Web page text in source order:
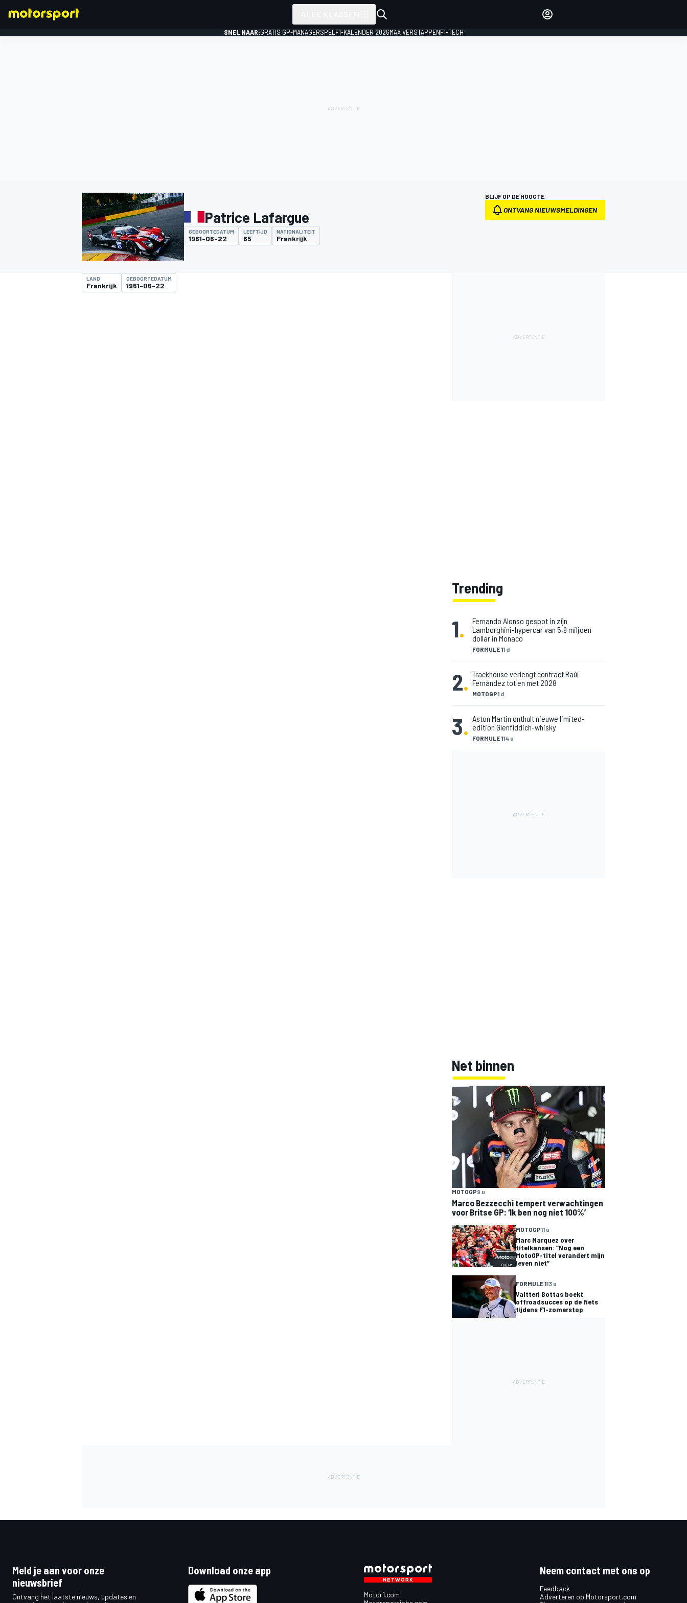
SNEL NAAR:GRATIS GP-MANAGERSPEL F1-KALENDER 2026MAX VERSTAPPENF1-TECH
Patrice Lafargue
GEBOORTEDATUM
1961-06-22
LEEFTIJD
65
NATIONALITEIT
Frankrijk
BLIJF OP DE HOOGTE
ONTVANG NIEUWSMELDINGEN
LAND
Frankrijk
GEBOORTEDATUM
1961-06-22
Trending
1.
FORMULE 11 d
Fernando Alonso gespot in zijn
Lamborghini-hypercar van 5,9 miljoen
dollar in Monaco
2. MOTOGP1 d
Trackhouse verlengt contract Raúl
Fernández tot en met 2028
3. FORMULE 114 u
Aston Martin onthult nieuwe limited-
edition Glenfiddich-whisky
Net binnen
MOTOGP9 u
Marco Bezzecchi tempert verwachtingen
voor Britse GP: ‘Ik ben nog niet 100%’
MOTOGP11 u
Marc Marquez over
titelkansen: “Nog een
MotoGP-titel verandert mijn
leven niet”
FORMULE 113 u
Valtteri Bottas boekt
offroadsucces op de fiets
tijdens F1-zomerstop
Meld je aan voor onze
nieuwsbrief
Ontvang het laatste nieuws, updates en
Download onze app
Motor1.com
Neem contact met ons op
Feedback
Adverteren op Motorsport.com